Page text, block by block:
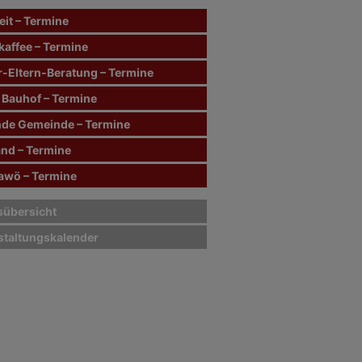
– Termine
– Termine
Eltern-Beratung – Termine
– Termine
Gemeinde – Termine
– Termine
– Termine